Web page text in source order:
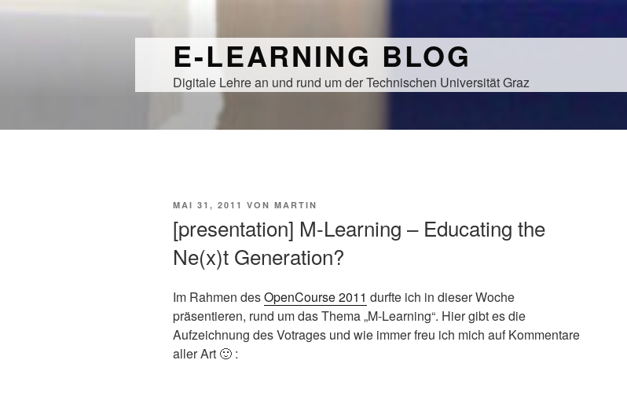
E-LEARNING BLOG
Digitale Lehre an und rund um der Technischen Universität Graz
VERÖFFENTLICHT
MAI 31, 2011 VON MARTIN
[presentation] M-Learning – Educating the
Ne(x)t Generation?
Im Rahmen desOpenCourse 2011 durfte ich in dieser Woche
präsentieren, rund um das Thema „M-Learning“. Hier gibt es die
Aufzeichnung des Votrages und wie immer freu ich mich auf Kommentare
aller Art 🙂 :